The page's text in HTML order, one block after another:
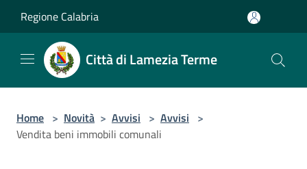
Regione Calabria
Città di Lamezia Terme
Home > Novità > Avvisi > Avvisi >
Vendita beni immobili comunali